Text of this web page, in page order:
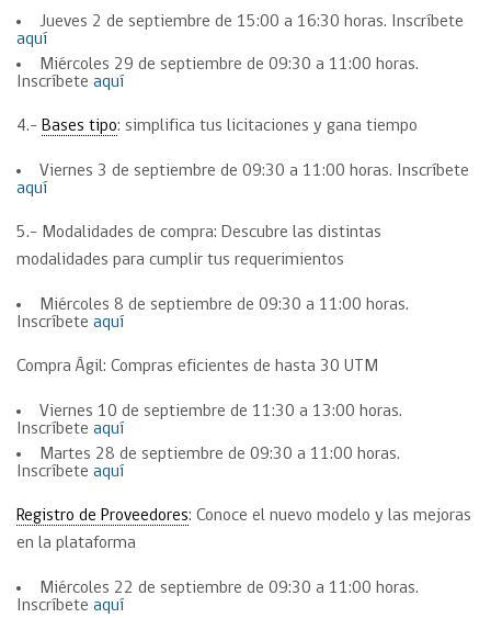
Jueves 2 de septiembre de 15:00 a 16:30 horas. Inscríbete
aquí
Miércoles 29 de septiembre de 09:30 a 11:00 horas.
Inscríbete aquí
4.- Bases tipo: simplifica tus licitaciones y gana tiempo
Viernes 3 de septiembre de 09:30 a 11:00 horas. Inscríbete
aquí
5.- Modalidades de compra: Descubre las distintas
modalidades para cumplir tus requerimientos
Miércoles 8 de septiembre de 09:30 a 11:00 horas.
Inscríbete aquí
Compra Ágil: Compras eficientes de hasta 30 UTM
Viernes 10 de septiembre de 11:30 a 13:00 horas.
Inscríbete aquí
Martes 28 de septiembre de 09:30 a 11:00 horas.
Inscríbete aquí
Registro de Proveedores: Conoce el nuevo modelo y las mejoras
en la plataforma
Miércoles 22 de septiembre de 09:30 a 11:00 horas.
Inscríbete aquí